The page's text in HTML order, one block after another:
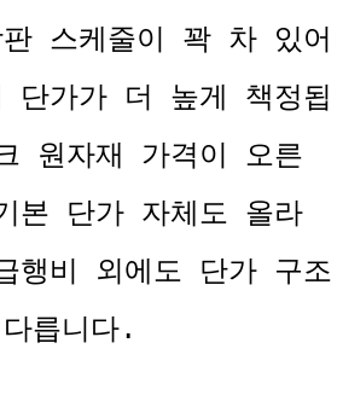
스케줄이 꽉 차 있어
단가가 더 높게 책정됩
원자재 가격이 오른
본 단가 자체도 올라
행비 외에도 단가 구조
릅니다.